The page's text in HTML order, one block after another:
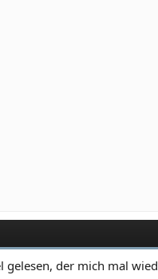
der mich mal